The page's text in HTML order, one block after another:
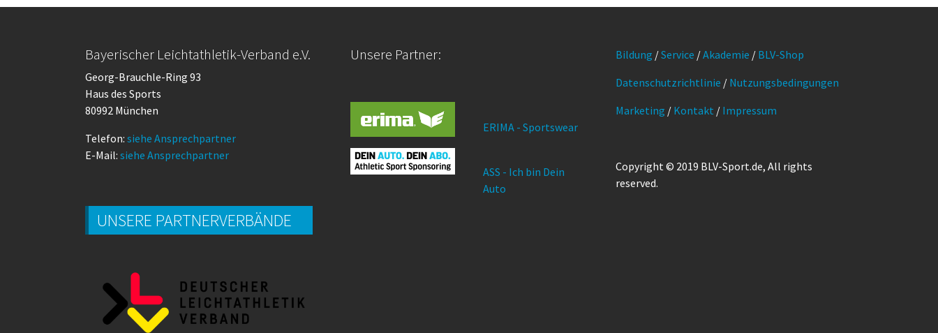
Bayerischer Leichtathletik-Verband e.V.
Georg-Brauchle-Ring 93
Haus des Sports
80992 München
Telefon: siehe Ansprechpartner
E-Mail: siehe Ansprechpartner
UNSERE PARTNERVERBÄNDE
Unsere Partner:
ERIMA - Sportswear
ASS - Ich bin Dein
Auto
Bildung /Service /Akademie / BLV-Shop
Datenschutzrichtlinie / Nutzungsbedingungen
Marketing / Kontakt / Impressum
Copyright © 2019 BLV-Sport.de, All rights
reserved.